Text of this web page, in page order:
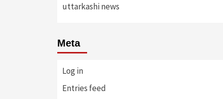
uttarkashi news
Meta
Log in
Entries feed